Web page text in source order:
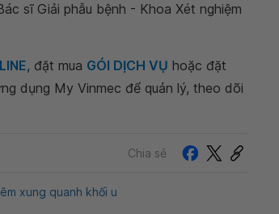
sĩ Giải phẫu bệnh - Khoa Xét nghiệm
, đặt mua GÓI DỊCH VỤ hoặc đặt
dụng My Vinmec để quản lý, theo dõi
Chia sẻ
xung quanh khối u